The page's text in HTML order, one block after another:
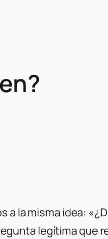
a la misma idea:
legítima que